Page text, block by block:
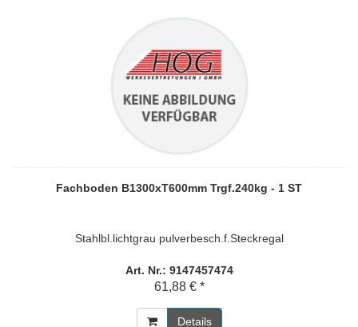
Fachboden B1300xT600mm Trgf.240kg - 1 ST
Stahlbl.lichtgrau pulverbesch.f.Steckregal
Art. Nr.: 9147457474
61,88 € *
Details